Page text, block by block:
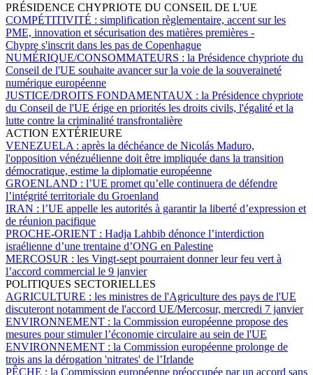
PRÉSIDENCE CHYPRIOTE DU CONSEIL DE L'UE
COMPÉTITIVITÉ : simplification règlementaire, accent sur les
PME, innovation et sécurisation des matières premières -
Chypre s'inscrit dans les pas de Copenhague
NUMÉRIQUE/CONSOMMATEURS : la Présidence chypriote du
Conseil de l'UE souhaite avancer sur la voie de la souveraineté
numérique européenne
JUSTICE/DROITS FONDAMENTAUX : la Présidence chypriote
du Conseil de l'UE érige en priorités les droits civils, l'égalité et la
lutte contre la criminalité transfrontalière
ACTION EXTÉRIEURE
VENEZUELA : après la déchéance de Nicolás Maduro,
l'opposition vénézuélienne doit être impliquée dans la transition
démocratique, estime la diplomatie européenne
GROENLAND : l’UE promet qu’elle continuera de défendre
l’intégrité territoriale du Groenland
IRAN : l’UE appelle les autorités à garantir la liberté d’expression et
de réunion pacifique
PROCHE-ORIENT : Hadja Lahbib dénonce l’interdiction
israélienne d’une trentaine d’ONG en Palestine
MERCOSUR : les Vingt-sept pourraient donner leur feu vert à
l’accord commercial le 9 janvier
POLITIQUES SECTORIELLES
AGRICULTURE : les ministres de l'Agriculture des pays de l'UE
discuteront notamment de l'accord UE/Mercosur, mercredi 7 janvier
ENVIRONNEMENT : la Commission européenne propose des
mesures pour stimuler l’économie circulaire au sein de l'UE
ENVIRONNEMENT : la Commission européenne prolonge de
trois ans la dérogation 'nitrates' de l’Irlande
PÊCHE : la Commission européenne préoccupée par un accord sans